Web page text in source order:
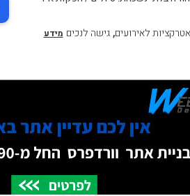
אטרקציות לאירועים,גישה לנכים מידע